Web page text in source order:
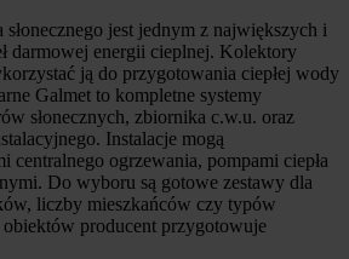
jest jednym z największych i
darmowej energii cieplnej. Kolektory
ją do przygotowania ciepłej wody
Galmet to kompletne systemy
słonecznych, zbiornika c.w.u. oraz
Instalacje mogą
centralnego ogrzewania, pompami ciepła
Do wyboru są gotowe zestawy dla
liczby mieszkańców czy typów
producent przygotowuje